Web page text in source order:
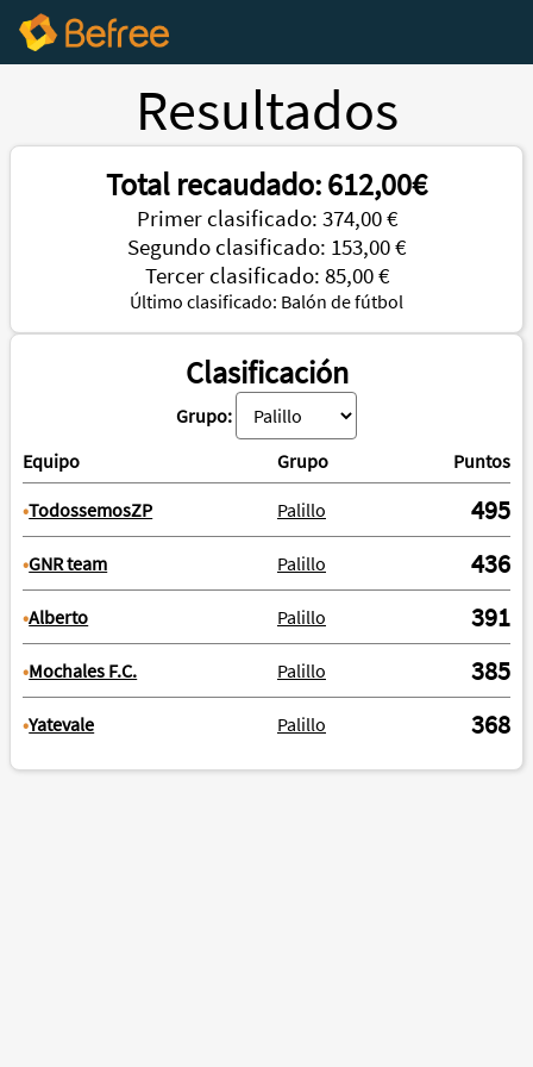
Resultados
Total recaudado: 612,00€
Primer clasificado: 374,00 €
Segundo clasificado: 153,00 €
Tercer clasificado: 85,00 €
Último clasificado: Balón de fútbol
Clasificación
Grupo:
Equipo
Grupo Puntos
•TodossemosZP Palillo 495
•GNR team Palillo 436
•Alberto Palillo 391
•Mochales F.C. Palillo 385
•Yatevale Palillo 368